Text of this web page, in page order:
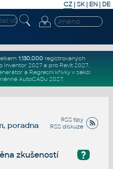
CZ | SK| EN | DE
1.130.000registrovaných
Inventor 2027a pro Revit 2027.
a Regresní křivkyv sekci
AutoCADu 2027.
RSS tipy
RSS diskuze
poradna
?
zkušeností